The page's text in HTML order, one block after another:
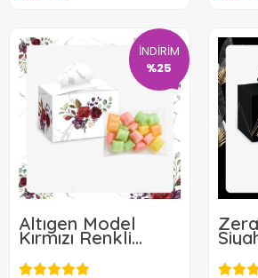
İNDİRİM
%25
Altıgen Model
Kırmızı Renkli
Lokum Kutusu ve
Mevlüt Şekeri
12,00 TL